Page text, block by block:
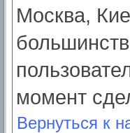
Москва,
момент
Вернуться к